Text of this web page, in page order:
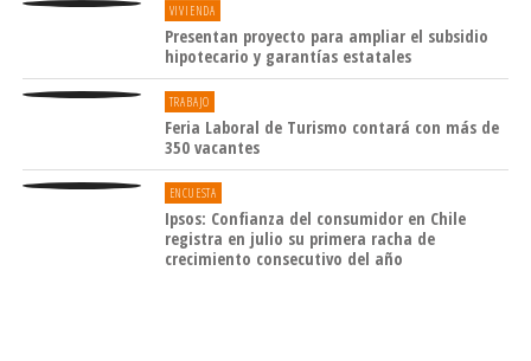
VIVIENDA
Presentan proyecto para ampliar el subsidio
hipotecario y garantías estatales
TRABAJO
Feria Laboral de Turismo contará con más de
350 vacantes
ENCUESTA
Ipsos: Confianza del consumidor en Chile
registra en julio su primera racha de
crecimiento consecutivo del año